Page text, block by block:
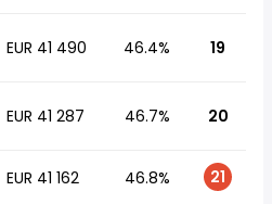
EUR 41 490 46.4% 19
EUR 41 287 46.7% 20
EUR 41 162 46.8% 21